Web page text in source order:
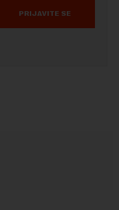
PRIJAVITE SE